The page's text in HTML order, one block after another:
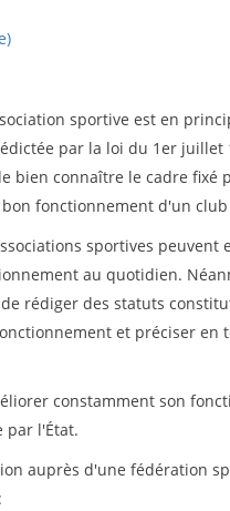
sportive est en
par la loi du 1er juillet
bien connaître le cadre fixé
fonctionnement d'un
sportives
au quotidien.
rédiger des statuts
et préciser
constamment son
par l'État.
auprès d'une fédération